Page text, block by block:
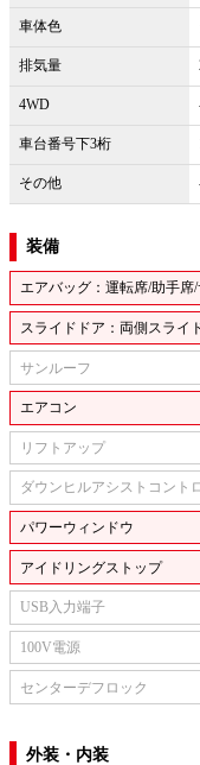
車体色
排気量
4WD
車台番号下3桁
その他
装備
エアバッグ：運転席/助手席
スライドドア：両側スライ
サンルーフ
エアコン
リフトアップ
ダウンヒルアシストコント
パワーウィンドウ
アイドリングストップ
USB入力端子
100V電源
センターデフロック
外装・内装